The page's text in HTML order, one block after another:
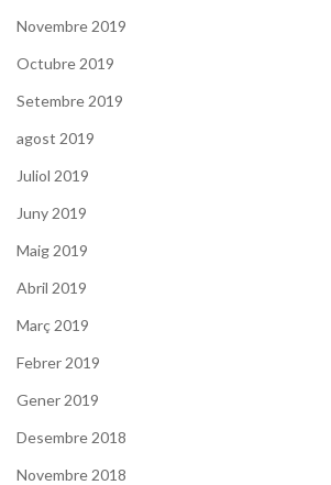
Novembre 2019
Octubre 2019
Setembre 2019
agost 2019
Juliol 2019
Juny 2019
Maig 2019
Abril 2019
Març 2019
Febrer 2019
Gener 2019
Desembre 2018
Novembre 2018